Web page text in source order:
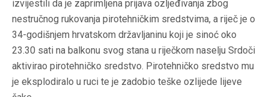
izvijestili da je zaprimljena prijava ozljeđivanja zbog
nestručnog rukovanja pirotehničkim sredstvima, a riječ je o
34-godišnjem hrvatskom državljaninu koji je sinoć oko
23.30 sati na balkonu svog stana u riječkom naselju Srdoči
aktivirao pirotehničko sredstvo. Pirotehničko sredstvo mu
je eksplodiralo u ruci te je zadobio teške ozlijede lijeve